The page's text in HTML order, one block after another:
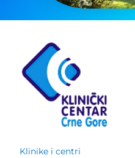
Klinike i centri